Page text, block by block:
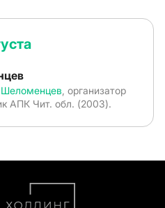
, организатор
АПК Чит. обл. (2003).